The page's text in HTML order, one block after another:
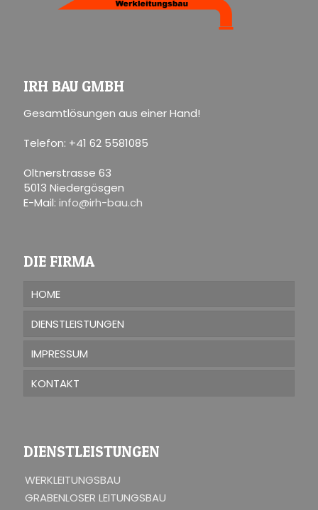
IRH BAU GMBH
Gesamtlösungen aus einer Hand!
Telefon: +41 62 5581085
Oltnerstrasse 63
5013 Niedergösgen
E-Mail: info@irh-bau.ch
DIE FIRMA
HOME
DIENSTLEISTUNGEN
IMPRESSUM
KONTAKT
DIENSTLEISTUNGEN
WERKLEITUNGSBAU
GRABENLOSER LEITUNGSBAU